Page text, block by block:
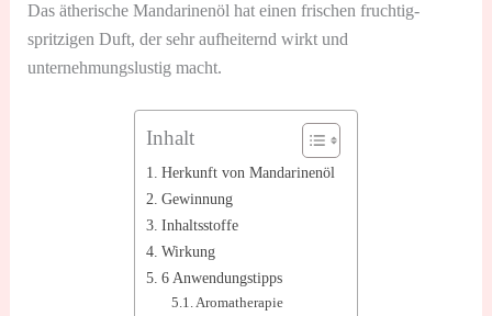
Das ätherische Mandarinenöl hat einen frischen fruchtig-
spritzigen Duft, der sehr aufheiternd wirkt und
unternehmungslustig macht.
Inhalt
Herkunft von Mandarinenöl
Gewinnung
Inhaltsstoffe
Wirkung
6 Anwendungstipps
Aromatherapie